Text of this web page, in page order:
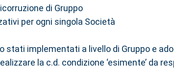
di Gruppo
per ogni singola Società
stati implementati a livello di Gruppo e
la c.d. condizione ‘esimente’ da